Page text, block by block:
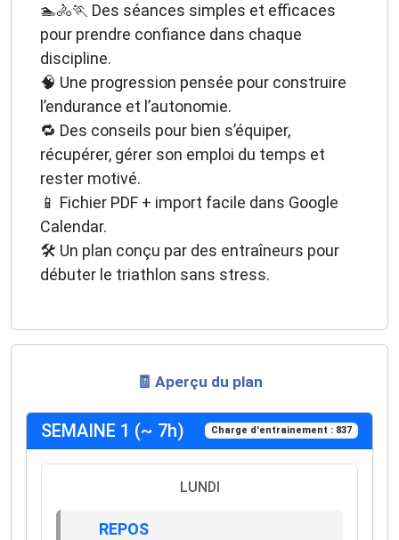
🏊🚴🏃 Des séances simples et efficaces
pour prendre confiance dans chaque
discipline.
🧠 Une progression pensée pour construire
l’endurance et l’autonomie.
🔁 Des conseils pour bien s’équiper,
récupérer, gérer son emploi du temps et
rester motivé.
📱 Fichier PDF + import facile dans Google
Calendar.
🛠️ Un plan conçu par des entraîneurs pour
débuter le triathlon sans stress.
🧾 Aperçu du plan
SEMAINE 1 (~ 7h) Charge d'entrainement : 837
LUNDI
REPOS